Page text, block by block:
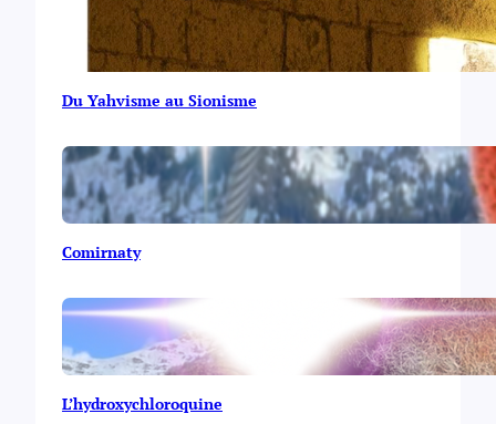
Du Yahvisme au Sionisme
Comirnaty
L’hydroxychloroquine